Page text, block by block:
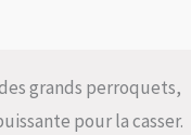
grands perroquets,
pour la casser.